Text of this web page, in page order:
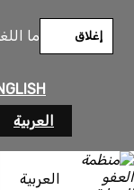
ما
العربية
إغلاق
العربية
المحتوى